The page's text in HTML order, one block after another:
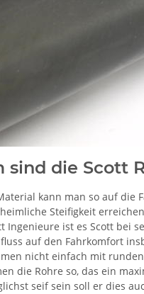
sind die Scott
kann man so auf die
Steifigkeit
Ingenieure ist es Scott bei
auf den Fahrkomfort
nicht einfach mit
die Rohre so, das ein
seif sein soll er dies